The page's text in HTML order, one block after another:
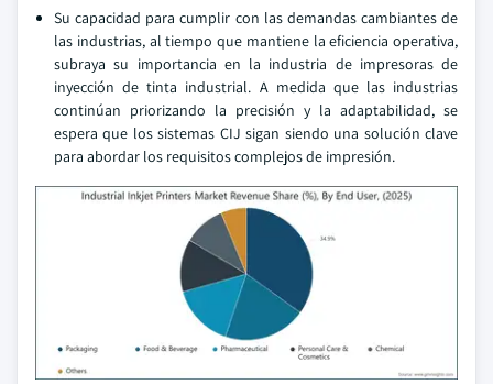
Su capacidad para cumplir con las demandas cambiantes de
las industrias, al tiempo que mantiene la eficiencia operativa,
subraya su importancia en la industria de impresoras de
inyección de tinta industrial. A medida que las industrias
continúan priorizando la precisión y la adaptabilidad, se
espera que los sistemas CIJ sigan siendo una solución clave
para abordar los requisitos complejos de impresión.